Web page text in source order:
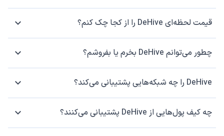
قیمت لحظه‌ای DeHive را از کجا چک کنم؟
چطور می‌توانم DeHive بخرم یا بفروشم؟
DeHive را چه شبکه‌هایی پشتیبانی می‌کند؟
چه کیف پول‌هایی از DeHive پشتیبانی می‌کنند؟